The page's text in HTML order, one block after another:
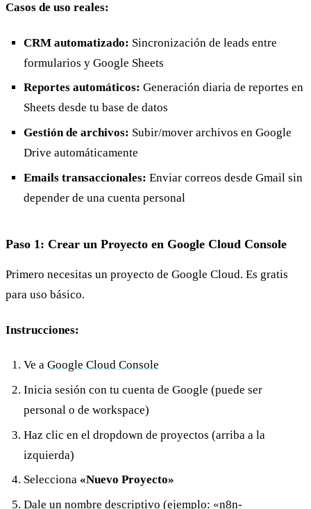
Casos de uso reales:
CRM automatizado: Sincronización de leads entre
formularios y Google Sheets
Reportes automáticos: Generación diaria de reportes en
Sheets desde tu base de datos
Gestión de archivos: Subir/mover archivos en Google
Drive automáticamente
Emails transaccionales: Enviar correos desde Gmail sin
depender de una cuenta personal
Paso 1: Crear un Proyecto en Google Cloud Console
Primero necesitas un proyecto de Google Cloud. Es gratis
para uso básico.
Instrucciones:
Ve a Google Cloud Console
Inicia sesión con tu cuenta de Google (puede ser
personal o de workspace)
Haz clic en el dropdown de proyectos (arriba a la
izquierda)
Selecciona «Nuevo Proyecto»
Dale un nombre descriptivo (ejemplo: «n8n-